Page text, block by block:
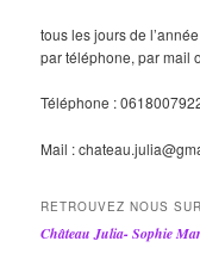
tous les jours de
par téléphone, par mail
Téléphone :
Mail :
RETROUVEZ NOUS
Château Julia- Sophie